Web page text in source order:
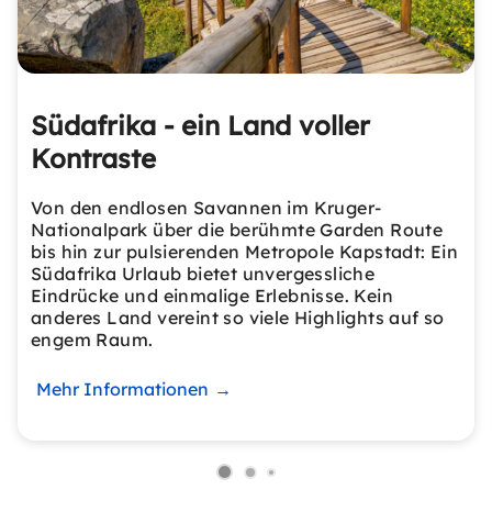
Südafrika - ein Land voller
Kontraste
Von den endlosen Savannen im Kruger-
Nationalpark über die berühmte Garden Route
bis hin zur pulsierenden Metropole Kapstadt: Ein
Südafrika Urlaub bietet unvergessliche
Eindrücke und einmalige Erlebnisse. Kein
anderes Land vereint so viele Highlights auf so
engem Raum.
Mehr Informationen →